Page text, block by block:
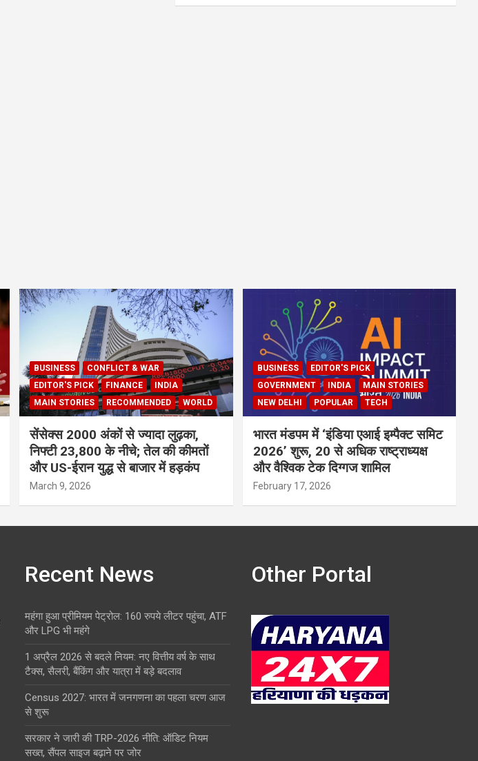
BUSINESS
CONFLICT & WAR
EDITOR'S PICK
FINANCE
INDIA
MAIN STORIES
RECOMMENDED WORLD
सेंसेक्स 2000 अंकों से ज्यादा लुढ़का,
निफ्टी 23,800 के नीचे; तेल की कीमतों
और US-ईरान युद्ध से बाजार में हड़कंप
March 9, 2026
BUSINESS
EDITOR'S PICK
GOVERNMENT
INDIA
MAIN STORIES
NEW DELHI
POPULAR TECH
भारत मंडपम में ‘इंडिया एआई इम्पैक्ट समिट
2026’ शुरू, 20 से अधिक राष्ट्राध्यक्ष
और वैश्विक टेक दिग्गज शामिल
February 17, 2026
Recent News
महंगा हुआ प्रीमियम पेट्रोल: 160 रुपये लीटर पहुंचा, ATF
और LPG भी महंगे
1 अप्रैल 2026 से बदले नियम: नए वित्तीय वर्ष के साथ
टैक्स, सैलरी, बैंकिंग और यात्रा में बड़े बदलाव
Census 2027: भारत में जनगणना का पहला चरण आज
से शुरू
सरकार ने जारी की TRP-2026 नीति: ऑडिट नियम
सख्त, सैंपल साइज बढ़ाने पर जोर
Other Portal